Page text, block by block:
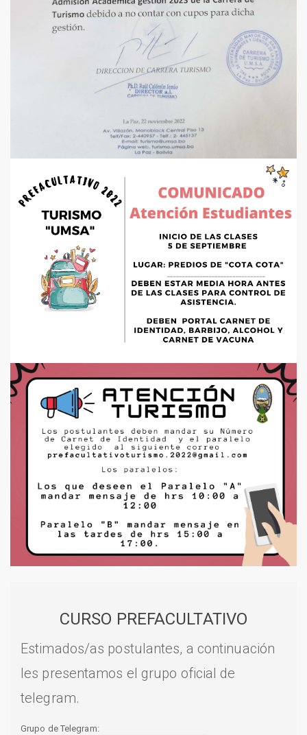
CURSO PREFACULTATIVO
Estimados/as postulantes, a continuación
les presentamos el grupo oficial de
telegram.
Grupo de Telegram: